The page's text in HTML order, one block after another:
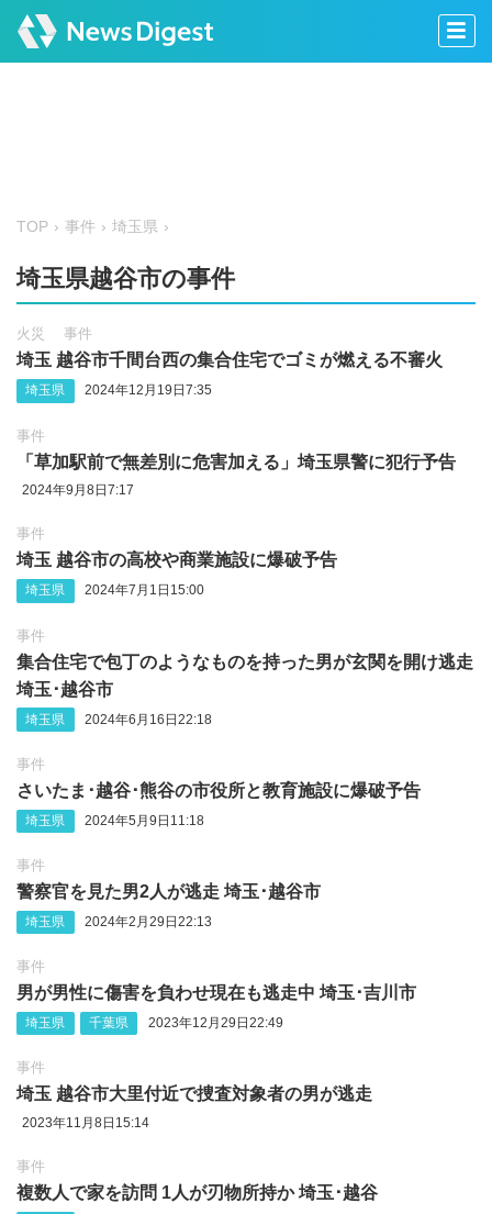
TOP 事件 埼玉県
埼玉県越谷市の事件
火災 事件
埼玉 越谷市千間台西の集合住宅でゴミが燃える不審火
埼玉県 2024年12月19日7:35
事件
「草加駅前で無差別に危害加える」埼玉県警に犯行予告
2024年9月8日7:17
事件
埼玉 越谷市の高校や商業施設に爆破予告
埼玉県 2024年7月1日15:00
事件
集合住宅で包丁のようなものを持った男が玄関を開け逃走
埼玉･越谷市
埼玉県 2024年6月16日22:18
事件
さいたま‪･‬越谷‪･‬熊谷の市役所と教育施設に爆破予告
埼玉県 2024年5月9日11:18
事件
警察官を見た男2人が逃走 埼玉･越谷市
埼玉県 2024年2月29日22:13
事件
男が男性に傷害を負わせ現在も逃走中 埼玉･吉川市
埼玉県 千葉県 2023年12月29日22:49
事件
埼玉 越谷市大里付近で捜査対象者の男が逃走
2023年11月8日15:14
事件
複数人で家を訪問 1人が刃物所持か 埼玉･越谷